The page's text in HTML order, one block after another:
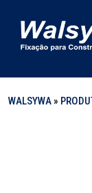
WALSYWA»